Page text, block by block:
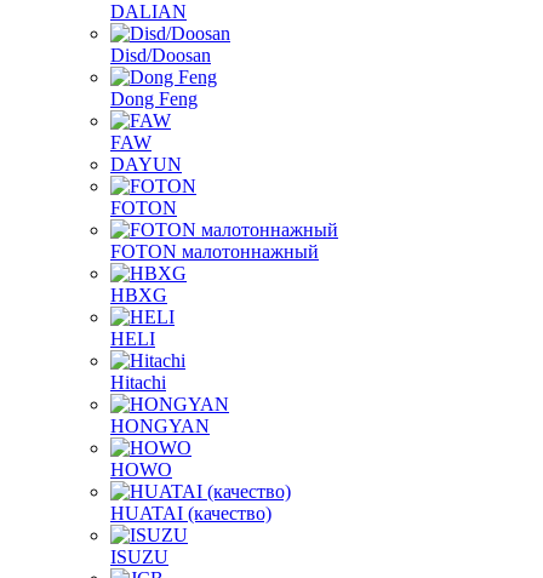
DALIAN
Disd/Doosan
Dong Feng
FAW
DAYUN
FOTON
FOTON малотоннажный
HBXG
HELI
Hitachi
HONGYAN
HOWO
HUATAI (качество)
ISUZU